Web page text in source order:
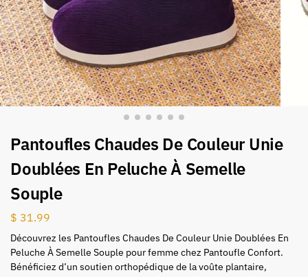
Pantoufles Chaudes De Couleur Unie
Doublées En Peluche À Semelle
Souple
$ 31.99
Découvrez les Pantoufles Chaudes De Couleur Unie Doublées En
Peluche À Semelle Souple pour femme chez Pantoufle Confort.
Bénéficiez d’un soutien orthopédique de la voûte plantaire,